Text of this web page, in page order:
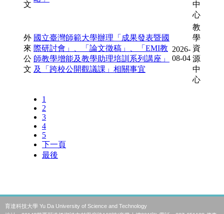
育達科技大學 Yu Da University of Science and Technology